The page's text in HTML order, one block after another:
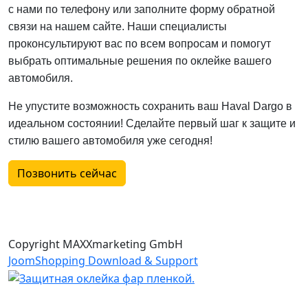
с нами по телефону или заполните форму обратной
связи на нашем сайте. Наши специалисты
проконсультируют вас по всем вопросам и помогут
выбрать оптимальные решения по оклейке вашего
автомобиля.
Не упустите возможность сохранить ваш Haval Dargo в
идеальном состоянии! Сделайте первый шаг к защите и
стилю вашего автомобиля уже сегодня!
Позвонить сейчас
Copyright MAXXmarketing GmbH
JoomShopping Download & Support